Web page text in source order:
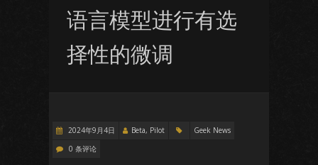
语言模型进行有选
择性的微调
2024年9月4日 Beta, Pilot
Geek News
0 条评论